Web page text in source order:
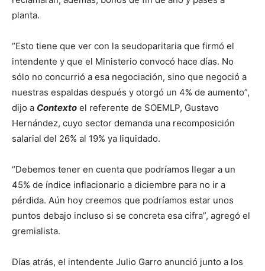
planta.
“Esto tiene que ver con la seudoparitaria que firmó el
intendente y que el Ministerio convocó hace días. No
sólo no concurrió a esa negociación, sino que negoció a
nuestras espaldas después y otorgó un 4% de aumento”,
dijo a Contexto el referente de SOEMLP, Gustavo
Hernández, cuyo sector demanda una recomposición
salarial del 26% al 19% ya liquidado.
“Debemos tener en cuenta que podríamos llegar a un
45% de índice inflacionario a diciembre para no ir a
pérdida. Aún hoy creemos que podríamos estar unos
puntos debajo incluso si se concreta esa cifra”, agregó el
gremialista.
Días atrás, el intendente Julio Garro anunció junto a los